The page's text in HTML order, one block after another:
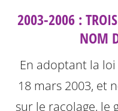
2003-2006 :
NOM
En adoptant la
18 mars 2003, et
sur le racolage,